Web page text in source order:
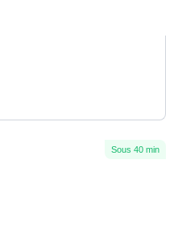
Sous 40 min